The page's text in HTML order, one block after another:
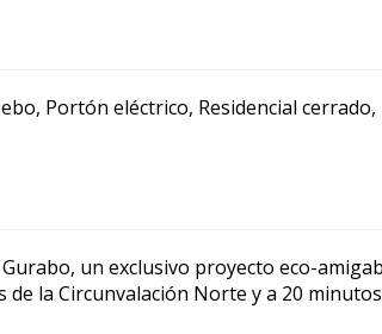
Portón eléctrico, Residencial cerrado,
un exclusivo proyecto eco-
de la Circunvalación Norte y a 20